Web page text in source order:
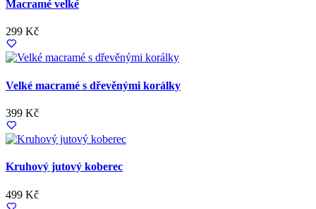
Macramé velké
299 Kč
Velké macramé s dřevěnými korálky
399 Kč
Kruhový jutový koberec
499 Kč